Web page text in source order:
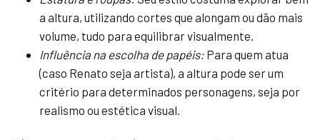
a altura, utilizando cortes que alongam ou dão mais
volume, tudo para equilibrar visualmente.
Influência na escolha de papéis: Para quem atua
(caso Renato seja artista), a altura pode ser um
critério para determinados personagens, seja por
realismo ou estética visual.